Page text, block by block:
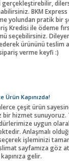
gerçekleştirebilir,
BKM Express
yolundan pratik bir
Kredisi ile ödeme
seçebilirsiniz.
ürününü teslim
verme keyfi :)
Ürün Kapınızda!
çeşit ürün
bir hizmet
uygun
Anlaşmalı
işleminizi
sayfamıza göz
gelir.